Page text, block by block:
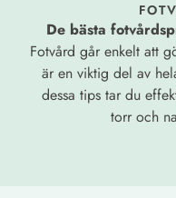
De bästa
Fotvård går enkelt att
är en viktig del av
dessa tips tar du
torr och